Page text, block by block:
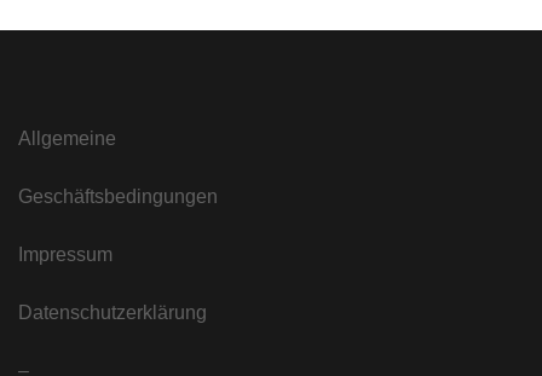
Allgemeine
Geschäftsbedingungen
Impressum
Datenschutzerklärung
–